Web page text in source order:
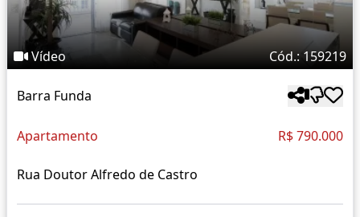
Vídeo Cód.: 159219
Barra Funda
Apartamento R$ 790.000
Rua Doutor Alfredo de Castro